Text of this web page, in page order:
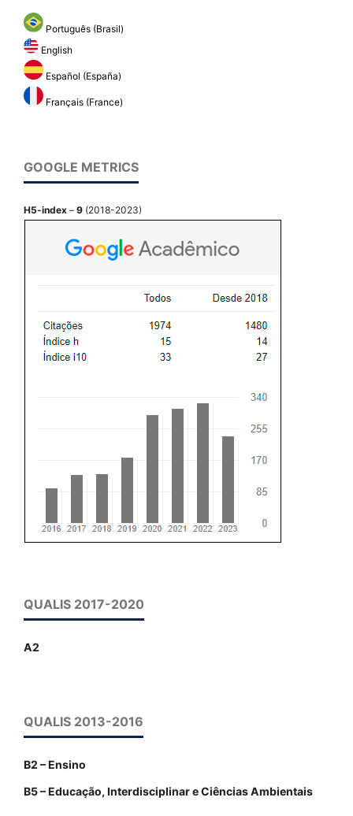
Português (Brasil)
English
Español (España)
Français (France)
GOOGLE METRICS
H5-index – 9 (2018-2023)
QUALIS 2017-2020
A2
QUALIS 2013-2016
B2 – Ensino
B5 – Educação, Interdisciplinar e Ciências Ambientais